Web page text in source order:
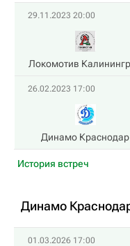
29.11.2023 20:00
Локомотив
26.02.2023 17:00
Динамо Краснодар
История встреч
Динамо
01.03.2026 17:00